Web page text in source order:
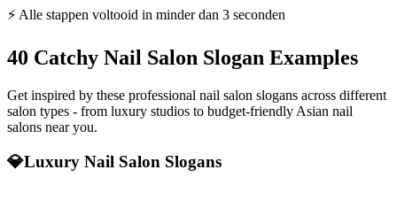
⚡ Alle stappen voltooid in minder dan 3 seconden
40 Catchy Nail Salon Slogan Examples
Get inspired by these professional nail salon slogans across different
salon types - from luxury studios to budget-friendly Asian nail
salons near you.
💎Luxury Nail Salon Slogans